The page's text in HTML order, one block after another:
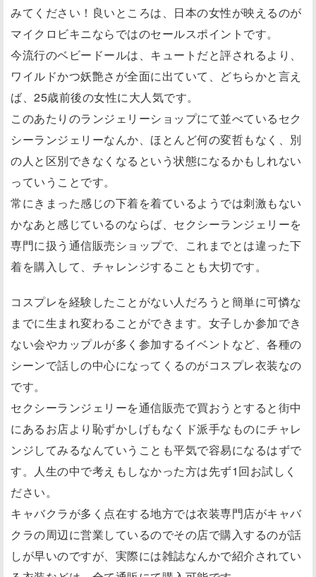
みてください！良いところは、日本の女性が映えるのが
マイクロビキニならではのセールスポイントです。
今流行のベビードールは、キュートだと評されるより、
ワイルドかつ妖艶さが全面に出ていて、どちらかと言え
ば、25歳前後の女性に大人気です。
このあたりのランジェリーショップにて並べているセク
シーランジェリーなんか、ほとんど何の変哲もなく、別
の人と区別できなくなるという状態になるかもしれない
っていうことです。
常にきまった感じの下着を着ているようでは刺激もない
かなあと感じているのならば、セクシーランジェリーを
専門に扱う通信販売ショップで、これまでとは違った下
着を購入して、チャレンジすることも大切です。
コスプレを経験したことがない人だろうと簡単に可憐な
までに生まれ変わることができます。女子しか参加でき
ない会やカップルが多く参加するイベントなど、各種の
シーンで話しの中心になってくるのがコスプレ衣装なの
です。
セクシーランジェリーを通信販売で買おうとすると街中
にあるお店より恥ずかしげもなくド派手なものにチャレ
ンジしてみるなんていうことも平気で容易になるはずで
す。人生の中で考えもしなかった方は先ず1回お試しく
ださい。
キャバクラが多く点在する地方では衣装専門店がキャバ
クラの周辺に営業しているのでその店で購入するのが話
しが早いのですが、実際には雑誌なんかで紹介されてい